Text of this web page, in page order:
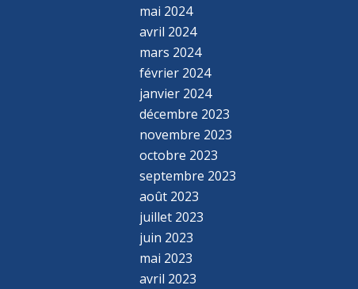
mai 2024
avril 2024
mars 2024
février 2024
janvier 2024
décembre 2023
novembre 2023
octobre 2023
septembre 2023
août 2023
juillet 2023
juin 2023
mai 2023
avril 2023